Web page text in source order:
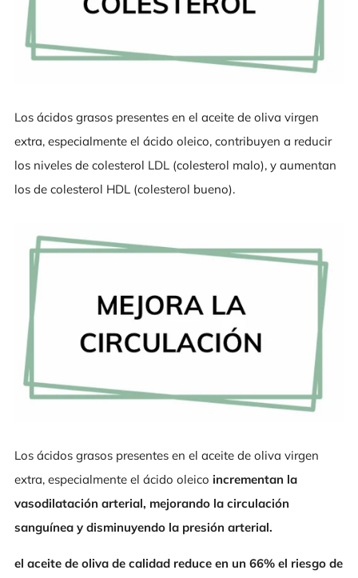
Los ácidos grasos presentes en el aceite de oliva virgen
extra, especialmente el ácido oleico, contribuyen a reducir
los niveles de colesterol LDL (colesterol malo), y aumentan
los de colesterol HDL (colesterol bueno).
Los ácidos grasos presentes en el aceite de oliva virgen
extra, especialmente el ácido oleico incrementan la
vasodilatación arterial, mejorando la circulación
sanguínea y disminuyendo la presión arterial.
el aceite de oliva de calidad reduce en un 66% el riesgo de